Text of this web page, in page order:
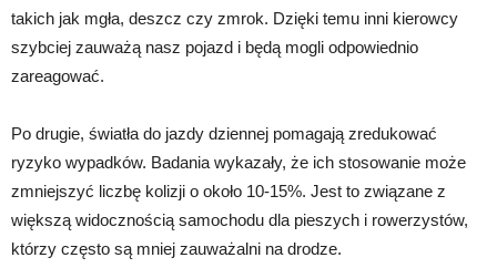
takich jak mgła, deszcz czy zmrok. Dzięki temu inni kierowcy
szybciej zauważą nasz pojazd i będą mogli odpowiednio
zareagować.
Po drugie, światła do jazdy dziennej pomagają zredukować
ryzyko wypadków. Badania wykazały, że ich stosowanie może
zmniejszyć liczbę kolizji o około 10-15%. Jest to związane z
większą widocznością samochodu dla pieszych i rowerzystów,
którzy często są mniej zauważalni na drodze.